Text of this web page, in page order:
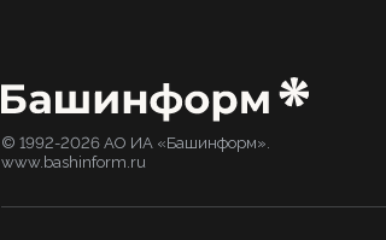
© 1992-2026 АО ИА «Башинформ».
www.bashinform.ru